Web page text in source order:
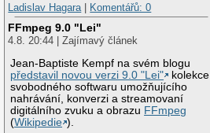
Ladislav Hagara
Komentářů: 0
FFmpeg 9.0 "Lei"
4.8. 20:44 | Zajímavý článek
Jean-Baptiste Kempf na svém blogu
představil novou verzi 9.0 "Lei"
kolekce
svobodného softwaru umožňujícího
nahrávání, konverzi a streamovaní
digitálního zvuku a obrazu FFmpeg
(Wikipedie ).